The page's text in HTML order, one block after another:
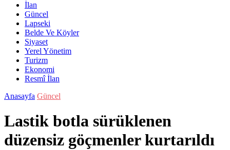
İlan
Güncel
Lapseki
Belde Ve Köyler
Siyaset
Yerel Yönetim
Turizm
Ekonomi
Resmî İlan
Anasayfa Güncel
Lastik botla sürüklenen
düzensiz göçmenler kurtarıldı